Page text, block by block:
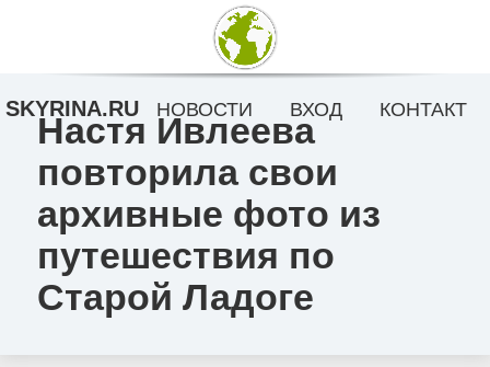
Настя Ивлеева
повторила свои
архивные фото из
путешествия по
Старой Ладоге
SKYRINA.RU НОВОСТИ ВХОД КОНТАКТ